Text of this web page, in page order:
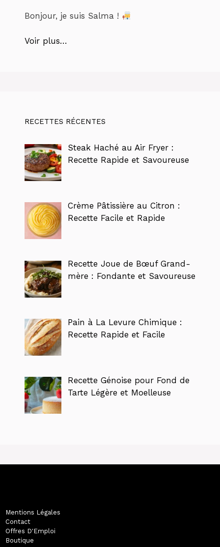
Bonjour, je suis Salma !
Voir plus…
RECETTES RÉCENTES
Steak Haché au Air Fryer :
Recette Rapide et Savoureuse
Crème Pâtissière au Citron :
Recette Facile et Rapide
Recette Joue de Bœuf Grand-
mère : Fondante et Savoureuse
Pain à La Levure Chimique :
Recette Rapide et Facile
Recette Génoise pour Fond de
Tarte Légère et Moelleuse
Mentions Légales
Contact
Offres D'Emploi
Boutique